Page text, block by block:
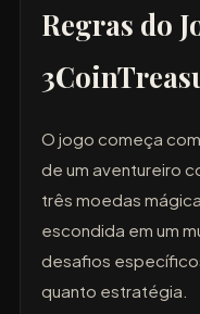
Regras do
O jogo começa
de um aventureiro
três moedas
escondida em um
desafios
quanto estratégia.